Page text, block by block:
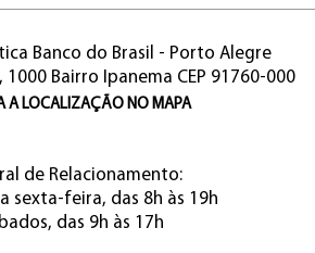
Banco do Brasil - Porto Alegre
1000 Bairro Ipanema CEP 91760-000
A LOCALIZAÇÃO NO MAPA
de Relacionamento:
sexta-feira, das 8h às 19h
das 9h às 17h